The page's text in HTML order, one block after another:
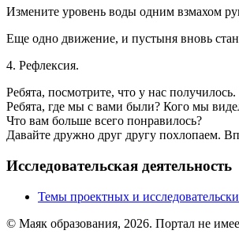
Измените уровень воды одним взмахом
Еще одно движение, и пустыня вновь
4. Рефлексия.
Ребята, посмотрите, что у нас
Ребята, где мы с вами были? Кого мы
Что вам больше всего понравилось?
Давайте дружно друг другу похлопаем.
Исследовательская деятельность
Темы проектных и
© Маяк образования, 2026. Портал не